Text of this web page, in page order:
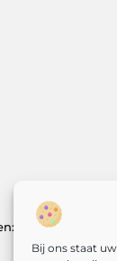
Bij ons staat